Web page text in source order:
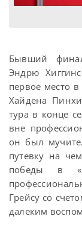
Бывший
Эндрю
первое место
Хайдена
тура в конце
вне
он был
путевку на
победы в
Грейсу со
далеким